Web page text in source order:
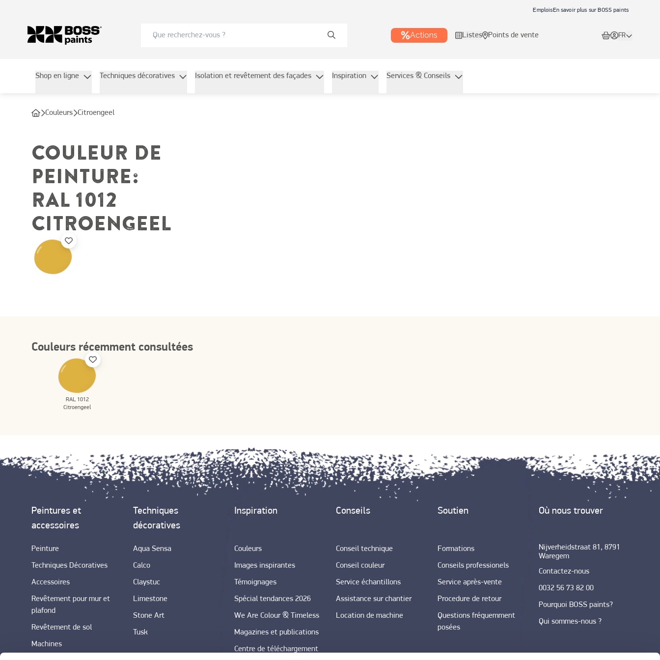
EmploisEn savoir plus sur BOSS paints
Actions Listes Points de vente FR
Shop en ligne Techniques décoratives Isolation et revêtement des façades Inspiration Services & Conseils
Couleurs Citroengeel
COULEUR DE
PEINTURE:
RAL 1012
CITROENGEEL
Couleurs récemment consultées
RAL 1012
Citroengeel
Peintures et
accessoires
Peinture
Techniques Décoratives
Accessoires
Revêtement pour mur et
plafond
Revêtement de sol
Machines
Techniques
décoratives
Aqua Sensa
Calco
Claystuc
Limestone
Stone Art
Tusk
Inspiration
Couleurs
Images inspirantes
Témoignages
Spécial tendances 2026
We Are Colour & Timeless
Magazines et publications
Centre de téléchargement
Conseils
Conseil technique
Conseil couleur
Service échantillons
Assistance sur chantier
Location de machine
Soutien
Formations
Conseils professionels
Service après-vente
Procedure de retour
Questions fréquemment
posées
Où nous trouver
Nijverheidstraat 81, 8791
Waregem
Contactez-nous
0032 56 73 82 00
Pourquoi BOSS paints?
Qui sommes-nous ?